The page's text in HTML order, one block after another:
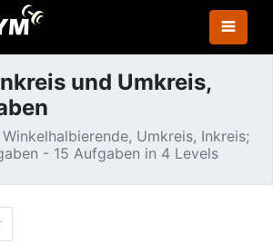
und Umkreis,
Umkreis, Inkreis;
- 15 Aufgaben in 4 Levels